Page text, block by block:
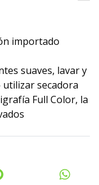
importado
suaves, lavar y
secadora
Full Color, la